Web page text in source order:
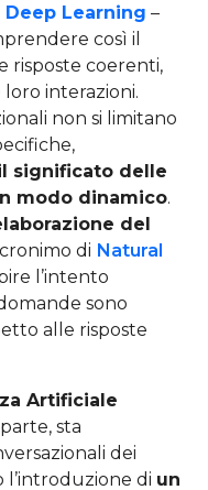
Deep Learning –
così il
risposte coerenti,
interazioni.
non si limitano
significato delle
modo dinamico.
del
di Natural
l’intento
sono
alle risposte
Artificiale
sta
dei
l’introduzione di un